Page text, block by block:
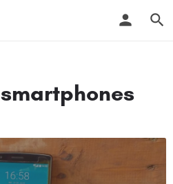
smartphones